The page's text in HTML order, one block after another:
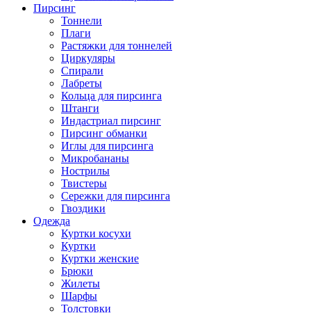
Пирсинг
Тоннели
Плаги
Растяжки для тоннелей
Циркуляры
Спирали
Лабреты
Кольца для пирсинга
Штанги
Индастриал пирсинг
Пирсинг обманки
Иглы для пирсинга
Микробананы
Нострилы
Твистеры
Сережки для пирсинга
Гвоздики
Одежда
Куртки косухи
Куртки
Куртки женские
Брюки
Жилеты
Шарфы
Толстовки